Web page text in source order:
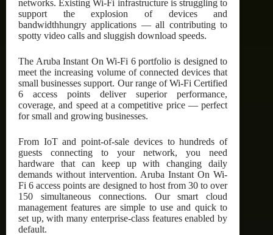
networks. Existing Wi-Fi infrastructure is struggling to
support the explosion of devices and
bandwidthhungry applications — all contributing to
spotty video calls and sluggish download speeds.
The Aruba Instant On Wi-Fi 6 portfolio is designed to
meet the increasing volume of connected devices that
small businesses support. Our range of Wi-Fi Certified
6 access points deliver superior performance,
coverage, and speed at a competitive price — perfect
for small and growing businesses.
From IoT and point-of-sale devices to hundreds of
guests connecting to your network, you need
hardware that can keep up with changing daily
demands without intervention. Aruba Instant On Wi-
Fi 6 access points are designed to host from 30 to over
150 simultaneous connections. Our smart cloud
management features are simple to use and quick to
set up, with many enterprise-class features enabled by
default.